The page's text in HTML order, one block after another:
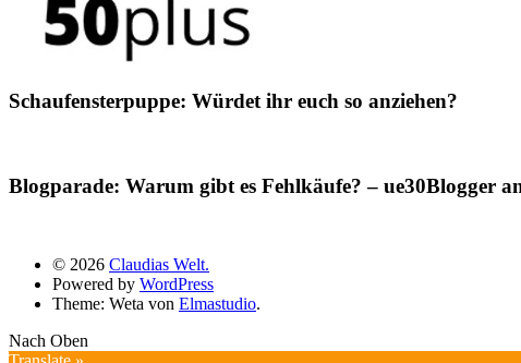
Schaufensterpuppe: Würdet ihr euch so anziehen?
Blogparade: Warum gibt es Fehlkäufe? – ue30Blogger
© 2026 Claudias Welt.
Powered by WordPress
Theme: Weta von Elmastudio.
Nach Oben